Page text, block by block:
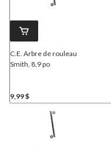
C.E. Arbre de rouleau
Smith, 8,9 po
9,99 $